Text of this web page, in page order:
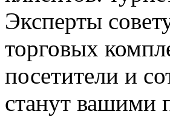
Эксперты
торговых
посетители и
станут вашими